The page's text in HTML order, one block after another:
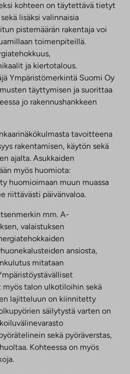
kohteen on täytettävä tietyt
lisäksi valinnaisia
pistemäärän rakentaja voi
toimenpiteillä.
ja kiertotalous.
Ympäristömerkintä Suomi Oy
täyttymisen ja suorittaa
jo rakennushankkeen
tavoitteena
rakentamisen, käytön sekä
ajalta. Asukkaiden
myös huomiota:
huomioimaan muun muassa
riittävästi päivänvaloa.
mm. A-
valaistuksen
ansiosta,
mitataan
talon ulkotiloihin sekä
lajitteluun on kiinnitetty
säilytystä varten on
sekä pyöräverstas,
Kohteessa on myös